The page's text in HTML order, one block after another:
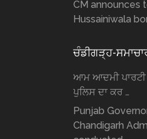
CM announces
Hussainiwala
ਚੰਡੀਗੜ੍ਹ-
ਆਮ ਆਦਮੀ ਪਾਰਟੀ
ਪੁਲਿਸ ਦਾ ਕਰ …
Punjab
Chandigarh